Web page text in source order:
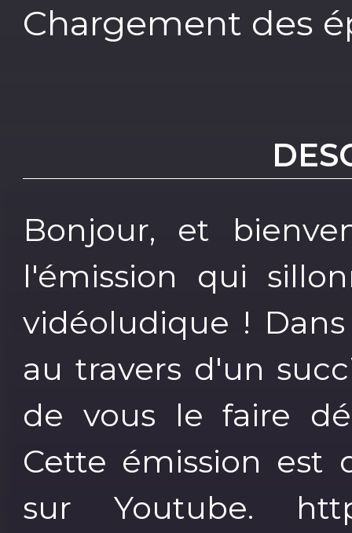
Chargement des
Bonjour, et
l'émission qui
vidéoludique !
au travers d'un
de vous le faire
Cette émission est
sur Youtube.